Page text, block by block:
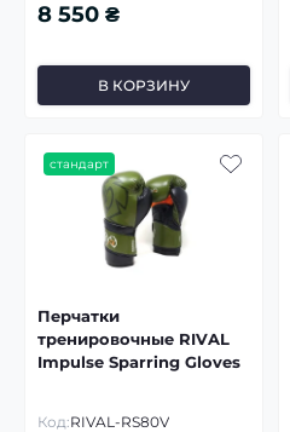
8 550 ₴
В КОРЗИНУ
стандарт
Перчатки
тренировочные RIVAL
Impulse Sparring Gloves
Код:RIVAL-RS80V